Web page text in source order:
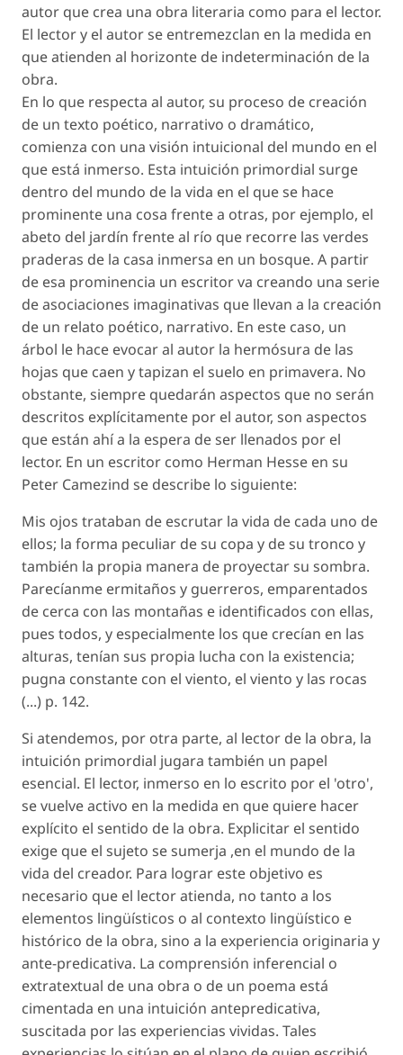
autor que crea una obra literaria como para el lector.
El lector y el autor se entremezclan en la medida en
que atienden al horizonte de indeterminación de la
obra.
En lo que respecta al autor, su proceso de creación
de un texto poético, narrativo o dramático,
comienza con una visión intuicional del mundo en el
que está inmerso. Esta intuición primordial surge
dentro del mundo de la vida en el que se hace
prominente una cosa frente a otras, por ejemplo, el
abeto del jardín frente al río que recorre las verdes
praderas de la casa inmersa en un bosque. A partir
de esa prominencia un escritor va creando una serie
de asociaciones imaginativas que llevan a la creación
de un relato poético, narrativo. En este caso, un
árbol le hace evocar al autor la hermósura de las
hojas que caen y tapizan el suelo en primavera. No
obstante, siempre quedarán aspectos que no serán
descritos explícitamente por el autor, son aspectos
que están ahí a la espera de ser llenados por el
lector. En un escritor como Herman Hesse en su
Peter Camezind se describe lo siguiente:
Mis ojos trataban de escrutar la vida de cada uno de
ellos; la forma peculiar de su copa y de su tronco y
también la propia manera de proyectar su sombra.
Parecíanme ermitaños y guerreros, emparentados
de cerca con las montañas e identificados con ellas,
pues todos, y especialmente los que crecían en las
alturas, tenían sus propia lucha con la existencia;
pugna constante con el viento, el viento y las rocas
(...) p. 142.
Si atendemos, por otra parte, al lector de la obra, la
intuición primordial jugara también un papel
esencial. El lector, inmerso en lo escrito por el 'otro',
se vuelve activo en la medida en que quiere hacer
explícito el sentido de la obra. Explicitar el sentido
exige que el sujeto se sumerja ,en el mundo de la
vida del creador. Para lograr este objetivo es
necesario que el lector atienda, no tanto a los
elementos lingüísticos o al contexto lingüístico e
histórico de la obra, sino a la experiencia originaria y
ante-predicativa. La comprensión inferencial o
extratextual de una obra o de un poema está
cimentada en una intuición antepredicativa,
suscitada por las experiencias vividas. Tales